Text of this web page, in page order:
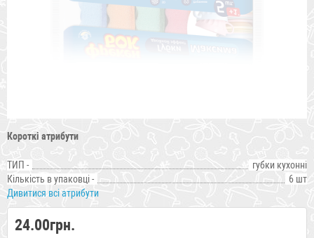
Короткі атрибути
ТИП -
губки кухонні
Кількість в упаковці -
6 шт
Дивитися всі атрибути
24.00грн.